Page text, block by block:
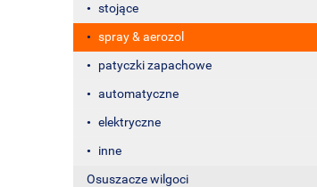
stojące
spray & aerozol
patyczki zapachowe
automatyczne
elektryczne
inne
Osuszacze wilgoci